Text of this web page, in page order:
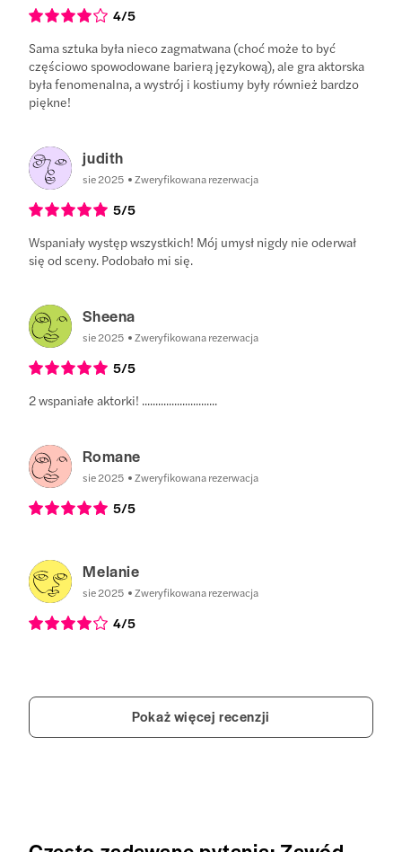
4/5
Sama sztuka była nieco zagmatwana (choć może to być
częściowo spowodowane barierą językową), ale gra aktorska
była fenomenalna, a wystrój i kostiumy były również bardzo
piękne!
judith
sie 2025 Zweryfikowana rezerwacja
5/5
Wspaniały występ wszystkich! Mój umysł nigdy nie oderwał
się od sceny. Podobało mi się.
Sheena
sie 2025 Zweryfikowana rezerwacja
5/5
2 wspaniałe aktorki! ............................
Romane
sie 2025 Zweryfikowana rezerwacja
5/5
Melanie
sie 2025 Zweryfikowana rezerwacja
4/5
Pokaż więcej recenzji